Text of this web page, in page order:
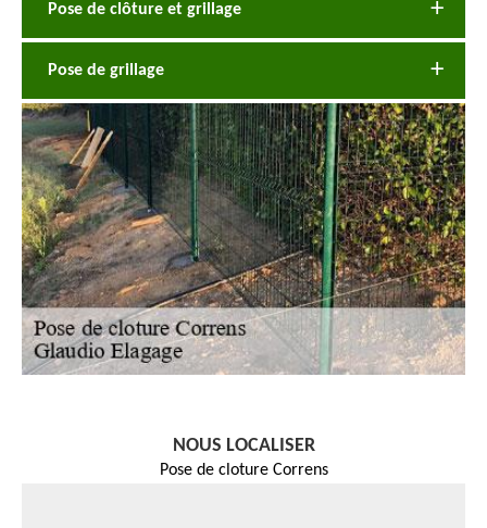
Pose de clôture et grillage
Pose de grillage
NOUS LOCALISER
Pose de cloture Correns